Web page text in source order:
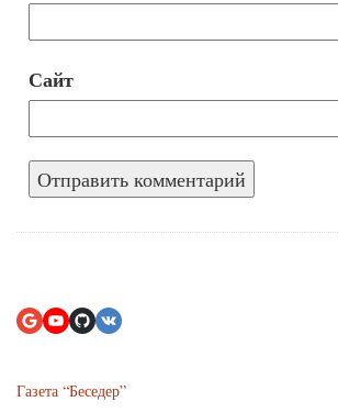
Сайт
Газета “Беседер”